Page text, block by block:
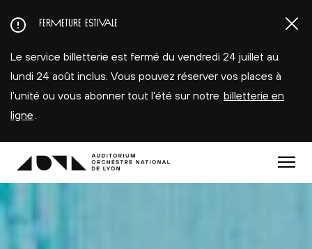
au
principal
FERMETURE ESTIVALE
Le service billetterie est fermé du vendredi 24 juillet au
lundi 24 août inclus. Vous pouvez réserver vos places à
l’unité ou vous abonner tout l'été sur notre billetterie en
ligne
Menu